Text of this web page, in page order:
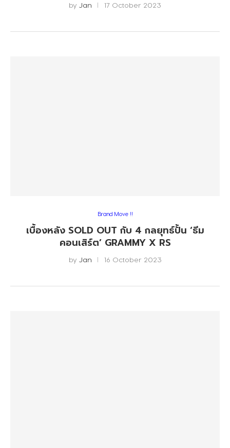
by Jan 17 October 2023
Brand Move !!
เบื้องหลัง SOLD OUT กับ 4 กลยุทธ์ปั้น ‘ธีม
คอนเสิร์ต’ GRAMMY X RS
by Jan 16 October 2023